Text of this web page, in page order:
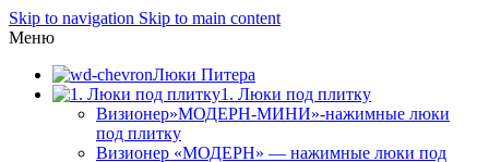
Skip to navigation Skip to main content
Меню
Люки Питера
1. Люки под плитку
Визионер»МОДЕРН-МИНИ»-нажимные люки
под плитку
Визионер «МОДЕРН» — нажимные люки под